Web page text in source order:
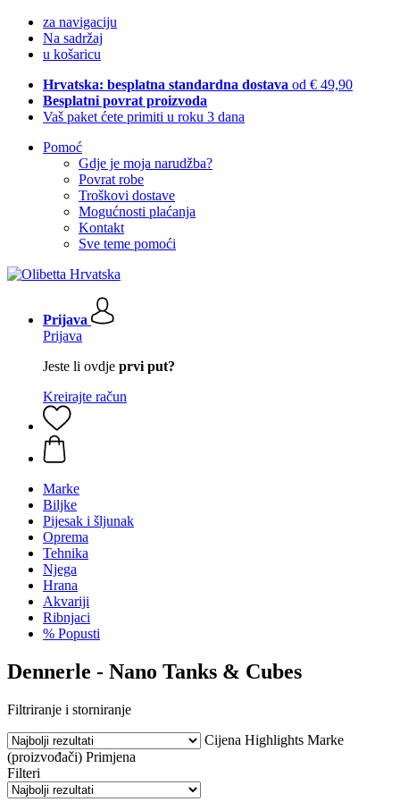
za navigaciju
Na sadržaj
u košaricu
Hrvatska: besplatna standardna dostava od € 49,90
Besplatni povrat proizvoda
Vaš paket ćete primiti u roku 3 dana
Pomoć
Gdje je moja narudžba?
Povrat robe
Troškovi dostave
Mogućnosti plaćanja
Kontakt
Sve teme pomoći
Prijava
Prijava
Jeste li ovdje prvi put?
Kreirajte račun
Marke
Biljke
Pijesak i šljunak
Oprema
Tehnika
Njega
Hrana
Akvariji
Ribnjaci
% Popusti
Dennerle - Nano Tanks & Cubes
Filtriranje i storniranje
Cijena Highlights Marke
(proizvođači) Primjena
Filteri